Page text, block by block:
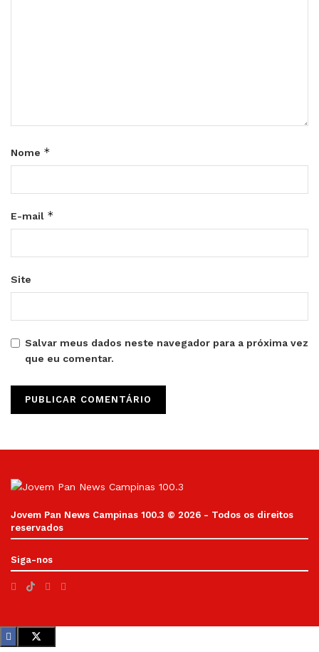
Nome *
E-mail *
Site
Salvar meus dados neste navegador para a próxima vez
que eu comentar.
Jovem Pan News Campinas 100.3 © 2026 - Todos os direitos
reservados
Siga-nos